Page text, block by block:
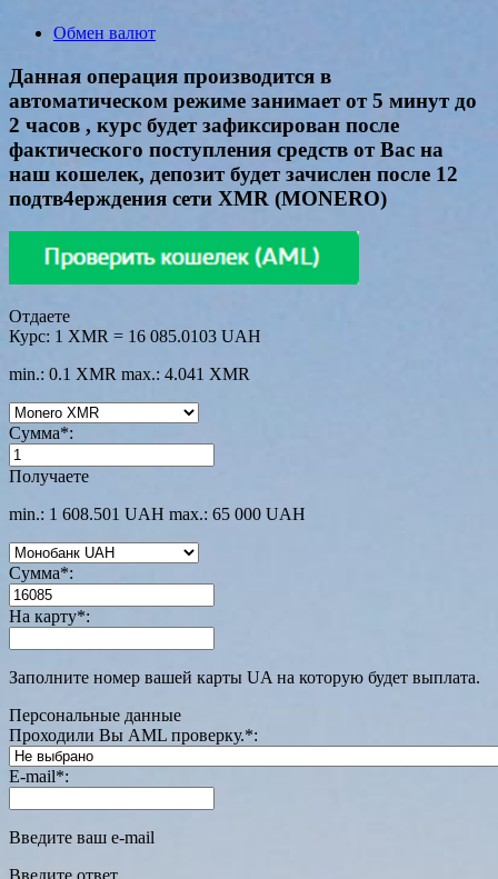
Обмен валют
Данная операция производится в
автоматическом режиме занимает от 5 минут до
2 часов , курс будет зафиксирован после
фактического поступления средств от Вас на
наш кошелек, депозит будет зачислен после 12
подтв4ерждения сети XMR (MONERO)
Отдаете
Курс: 1 XMR = 16 085.0103 UAH
min.: 0.1 XMR max.: 4.041 XMR
Сумма*:
Получаете
min.: 1 608.501 UAH max.: 65 000 UAH
Сумма*:
На карту*:
Заполните номер вашей карты UA на которую будет выплата.
Персональные данные
Проходили Вы AML проверку.*:
E-mail*:
Введите ваш e-mail